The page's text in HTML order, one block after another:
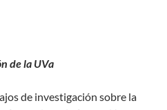
de la UVa
de investigación sobre la